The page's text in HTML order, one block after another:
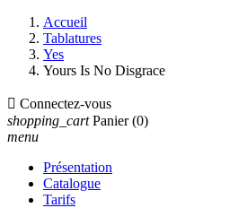
Accueil
Tablatures
Yes
Yours Is No Disgrace
 Connectez-vous
shopping_cart Panier (0)
menu
Présentation
Catalogue
Tarifs